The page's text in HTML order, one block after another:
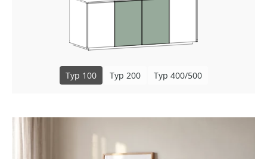
Typ 100 Typ 200 Typ 400/500